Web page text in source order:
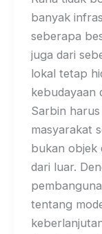
banyak
seberapa
juga dari
lokal tetap
kebudayaan
Sarbin
masyarakat
bukan objek
dari luar.
tentang